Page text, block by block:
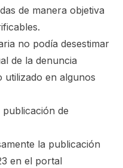
de manera objetiva
no podía desestimar
de la denuncia
en algunos
de
la publicación
en el portal